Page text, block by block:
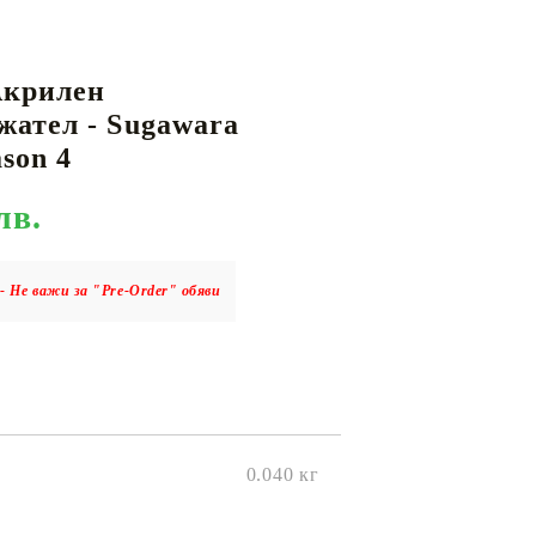
RIFTBOUND: LEAGUE OF LEGENDS
GUNDAM CARD GAME
- Sugawara
4
Не важи за "Pre-Order" обяви
0.040 кг